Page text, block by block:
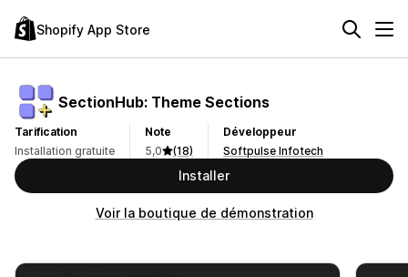
Shopify App Store
SectionHub: Theme Sections
Tarification
Installation gratuite
Note
5,0
(18)
Développeur
Softpulse Infotech
Installer
Voir la boutique de démonstration